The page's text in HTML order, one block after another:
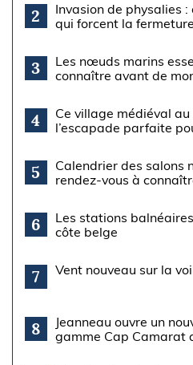
2
Invasion de physalies
qui forcent la
3
Les nœuds marins
connaître avant de
4
Ce village médiéval
l’escapade parfaite
5
Calendrier des salons
rendez-vous à
6
Les stations
côte belge
7 Vent nouveau sur la
8
Jeanneau ouvre un
gamme Cap Camarat